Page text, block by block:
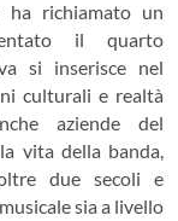
ha richiamato un
il quarto
si inserisce nel
culturali e realtà
aziende del
vita della banda,
due secoli e
sia a livello